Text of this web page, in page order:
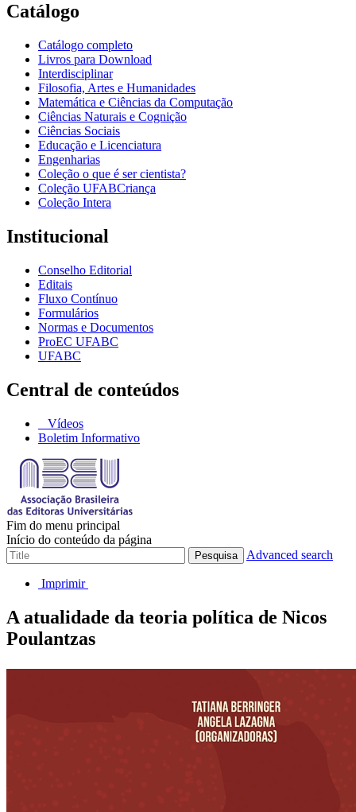
Catálogo
Catálogo completo
Livros para Download
Interdisciplinar
Filosofia, Artes e Humanidades
Matemática e Ciências da Computação
Ciências Naturais e Cognição
Ciências Sociais
Educação e Licenciatura
Engenharias
Coleção o que é ser cientista?
Coleção UFABCriança
Coleção Intera
Institucional
Conselho Editorial
Editais
Fluxo Contínuo
Formulários
Normas e Documentos
ProEC UFABC
UFABC
Central de conteúdos
Vídeos
Boletim Informativo
Fim do menu principal
Início do conteúdo da página
Pesquisa Advanced search
Imprimir
A atualidade da teoria política de Nicos
Poulantzas